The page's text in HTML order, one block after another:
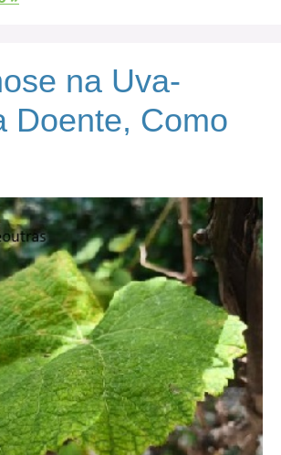
na Uva-
Doente, Como